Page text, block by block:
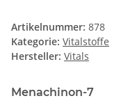
Artikelnummer: 878
Kategorie: Vitalstoffe
Hersteller: Vitals
Menachinon-7